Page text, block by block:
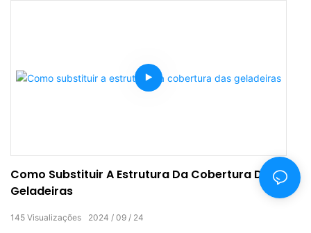
Como Substituir A Estrutura Da Cobertura Das
Geladeiras
2024 09 24
145 Visualizações